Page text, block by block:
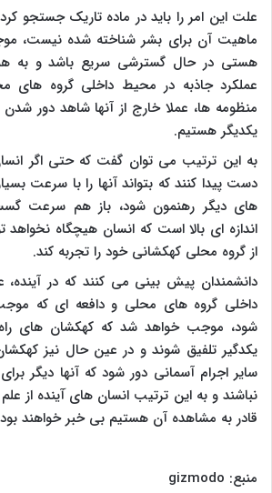
علت این امر را باید در ماده تاریک جستجو
ماهیت آن برای بشر شناخته شده نیست،
هستی در حال گسترشی سریع باشد و به
عملکرد جاذبه در محیط داخلی گروه های
منظومه ها، عملا خارج از آنها شاهد دور
یکدیگر هستیم.
به این ترتیب می توان گفت که حتی اگر
دست پیدا کنند که بتواند آنها را با سرعت
های دیگر رهنمون شود، باز هم سرعت
اندازه ای بالا است که انسان هیچگاه
از گروه محلی کهکشانی خود را تجربه کند.
دانشمندان پیش بینی می کنند که در
داخلی گروه های محلی و دافعه ای که
شود، موجب خواهد شد که کهکشان های راه
یکدگیر تلفیق شوند و در عین حال نیز
سایر اجرام آسمانی دور شود که آنها دیگر
نباشند و به این ترتیب انسان های َآینده از
قادر به مشاهده آن هستیم بی خبر خواهند
منبع: gizmodo